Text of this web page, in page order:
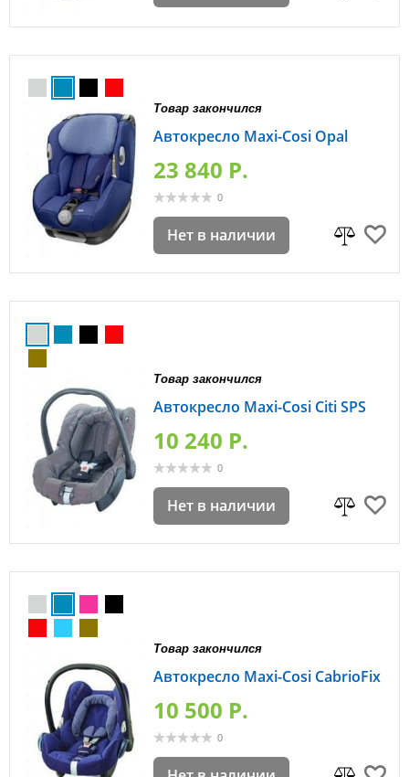
Товар закончился
Автокресло Maxi-Cosi Opal
23 840 P.
0
Нет в наличии
Товар закончился
Автокресло Maxi-Cosi Citi SPS
10 240 P.
0
Нет в наличии
Товар закончился
Автокресло Maxi-Cosi CabrioFix
10 500 P.
0